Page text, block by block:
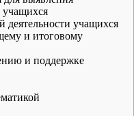
учащихся
деятельности учащихся
и итоговому
и поддержке